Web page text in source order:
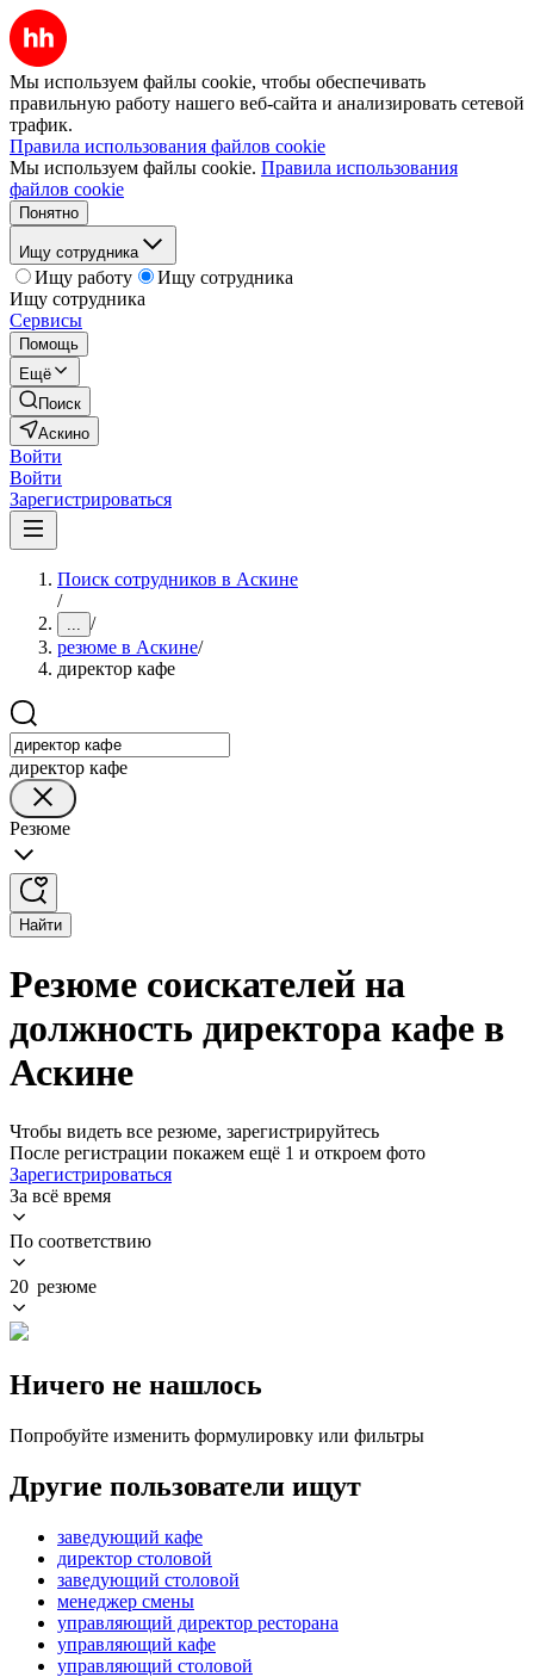
Мы используем файлы cookie, чтобы обеспечивать
правильную работу нашего веб-сайта и анализировать сетевой
трафик.
Правила использования файлов cookie
Мы используем файлы cookie. Правила использования
файлов cookie
Понятно
Ищу сотрудника
Ищу работу
Ищу сотрудника
Ищу сотрудника
Сервисы
Помощь
Ещё
Поиск
Аскино
Войти
Войти
Зарегистрироваться
Поиск сотрудников в Аскине
/
... /
резюме в Аскине/
директор кафе
директор кафе
Резюме
Найти
Резюме соискателей на
должность директора кафе в
Аскине
Чтобы видеть все резюме, зарегистрируйтесь
После регистрации покажем ещё 1 и откроем фото
Зарегистрироваться
За всё время
По соответствию
20 резюме
Ничего не нашлось
Попробуйте изменить формулировку или фильтры
Другие пользователи ищут
заведующий кафе
директор столовой
заведующий столовой
менеджер смены
управляющий директор ресторана
управляющий кафе
управляющий столовой